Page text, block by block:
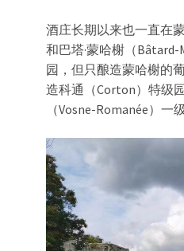
酒庄长期以来也一直在
和巴塔·蒙哈榭（
园，但只酿造蒙哈榭的
造科通（Corton）特级
（Vosne-Romanée）一